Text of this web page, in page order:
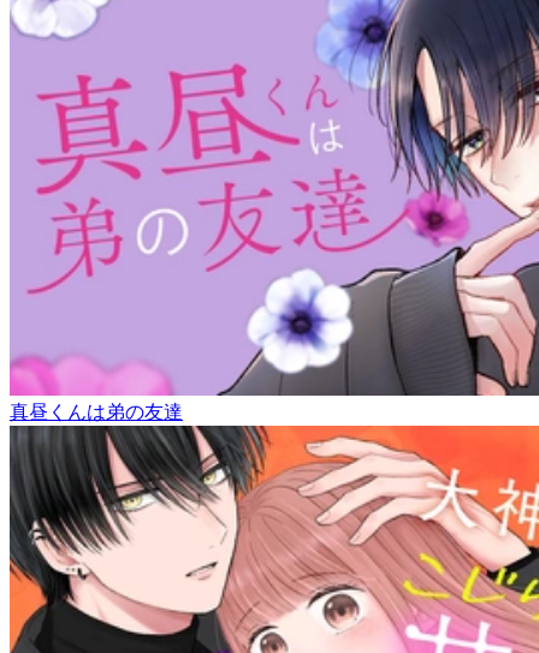
真昼くんは弟の友達